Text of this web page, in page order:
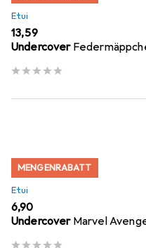
Etui
EUR
13,59
Undercover
MENGENRABATT
Etui
EUR
6,90
Undercover Marvel